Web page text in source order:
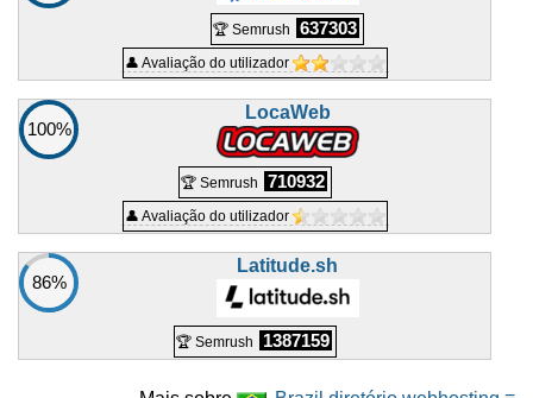
🏆 Semrush 637303
👤 Avaliação do utilizador
100%
LocaWeb
🏆 Semrush 710932
👤 Avaliação do utilizador
86%
Latitude.sh
🏆 Semrush 1387159